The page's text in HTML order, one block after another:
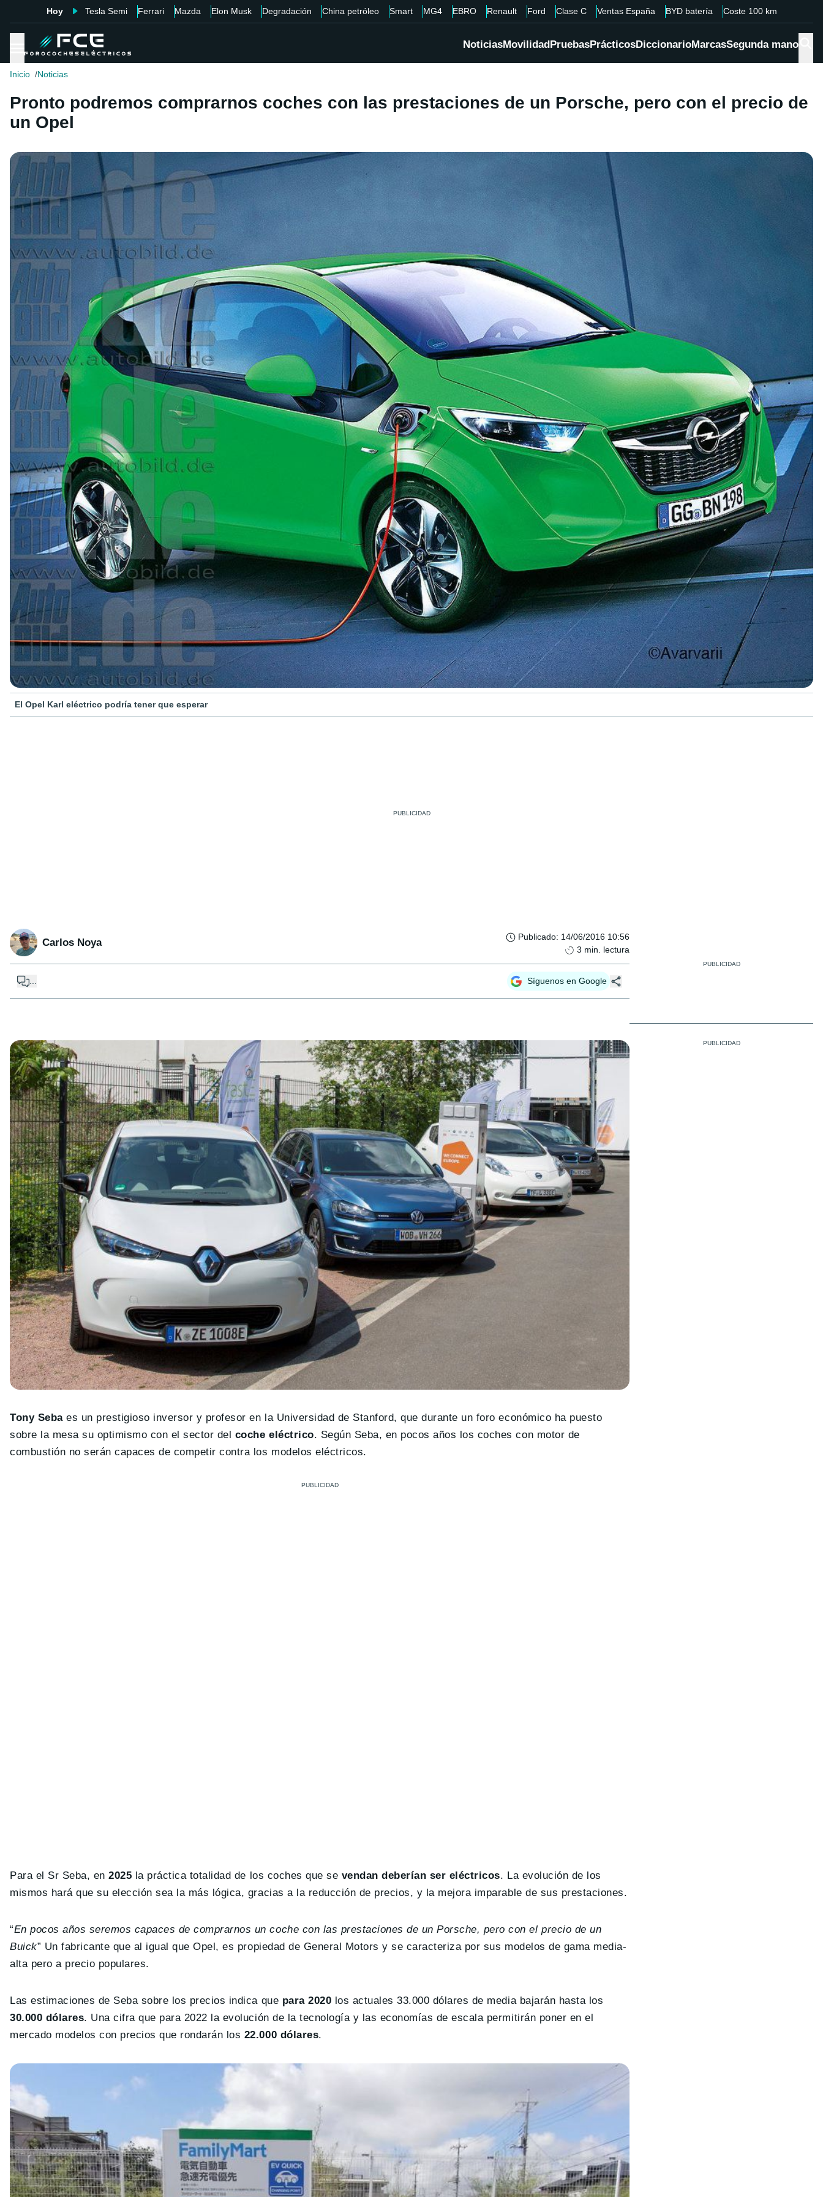
Hoy Tesla Semi Ferrari Mazda Elon Musk Degradación China petróleo Smart MG4 EBRO Renault Ford Clase C Ventas España BYD batería Coste 100 km
NoticiasMovilidadPruebasPrácticosDiccionarioMarcasSegunda mano
Inicio Noticias
Pronto podremos comprarnos coches con las prestaciones de un Porsche, pero con el precio de
un Opel
El Opel Karl eléctrico podría tener que esperar
Carlos Noya Publicado: 14/06/2016 10:56
3 min. lectura
... Síguenos en Google
Tony Sebaes un prestigioso inversor y profesor en la Universidad de Stanford, que durante un foro económico ha puesto
sobre la mesa su optimismo con el sector del coche eléctrico. Según Seba, en pocos años los coches con motor de
combustión no serán capaces de competir contra los modelos eléctricos.
Para el Sr Seba, en2025 la práctica totalidad de los coches que se vendan deberían ser eléctricos. La evolución de los
mismos hará que su elección sea la más lógica, gracias a la reducción de precios, y la mejora imparable de sus prestaciones.
“En pocos años seremos capaces de comprarnos un coche con las prestaciones de un Porsche, pero con el precio de un
Buick” Un fabricante que al igual que Opel, es propiedad de General Motors y se caracteriza por sus modelos de gama media-
alta pero a precio populares.
Las estimaciones de Seba sobre los precios indica que para 2020 los actuales 33.000 dólares de media bajarán hasta los
30.000 dólares. Una cifra que para 2022 la evolución de la tecnología y las economías de escala permitirán poner en el
mercado modelos con precios que rondarán los 22.000 dólares.